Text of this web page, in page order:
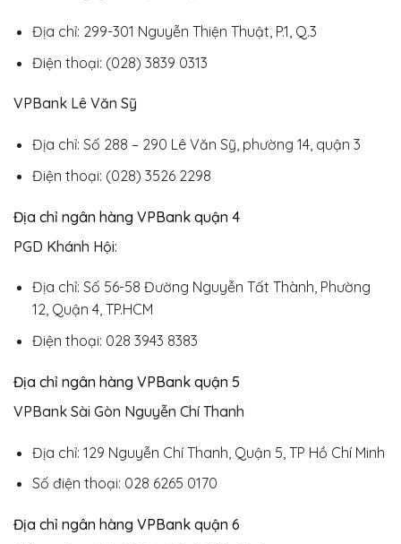
Địa chỉ: 299-301 Nguyễn Thiện Thuật, P.1, Q.3
Điện thoại: (028) 3839 0313
VPBank Lê Văn Sỹ
Địa chỉ: Số 288 – 290 Lê Văn Sỹ, phường 14, quận 3
Điện thoại: (028) 3526 2298
Địa chỉ ngân hàng VPBank quận 4
PGD Khánh Hội:
Địa chỉ: Số 56-58 Đường Nguyễn Tất Thành, Phường
12, Quận 4, TP.HCM
Điện thoại: 028 3943 8383
Địa chỉ ngân hàng VPBank quận 5
VPBank Sài Gòn Nguyễn Chí Thanh
Địa chỉ: 129 Nguyễn Chí Thanh, Quận 5, TP Hồ Chí Minh
Số điện thoại: 028 6265 0170​
Địa chỉ ngân hàng VPBank quận 6